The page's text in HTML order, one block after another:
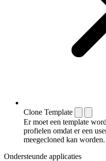
Clone Template
Er moet een template
profielen omdat er een
meegecloned kan worden.
Ondersteunde applicaties